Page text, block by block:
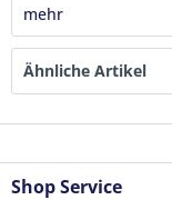
mehr
Ähnliche Artikel
Shop Service